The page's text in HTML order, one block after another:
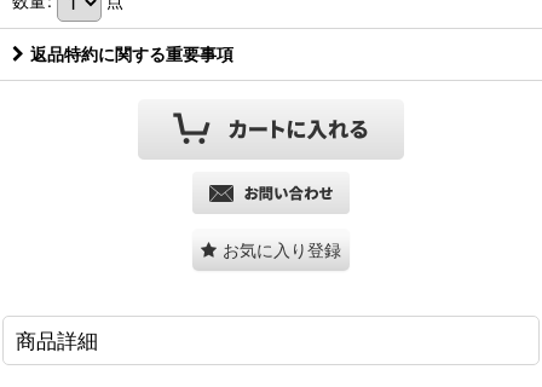
返品特約に関する重要事項
お気に入り登録
商品詳細